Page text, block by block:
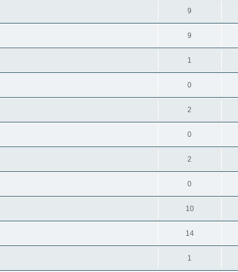
9
9
1
0
2
0
2
0
10
14
1